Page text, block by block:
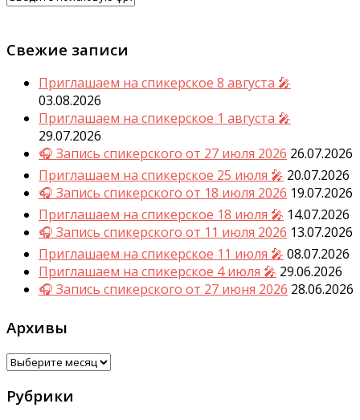
Свежие записи
Приглашаем на спикерское 8 августа 🎤
03.08.2026
Приглашаем на спикерское 1 августа 🎤
29.07.2026
🎧 Запись спикерского от 27 июля 2026 26.07.2026
Приглашаем на спикерское 25 июля 🎤 20.07.2026
🎧 Запись спикерского от 18 июля 2026 19.07.2026
Приглашаем на спикерское 18 июля 🎤 14.07.2026
🎧 Запись спикерского от 11 июля 2026 13.07.2026
Приглашаем на спикерское 11 июля 🎤 08.07.2026
Приглашаем на спикерское 4 июля 🎤 29.06.2026
🎧 Запись спикерского от 27 июня 2026 28.06.2026
Архивы
Архивы
Рубрики